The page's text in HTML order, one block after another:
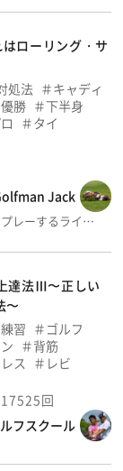
ローリング・サ
処法
キャディ
優勝
下半身
タイ
Jack
レーするライ…
達法Ⅲ〜正しい
〜
練習
ゴルフ
背筋
ス
レビ
回
フスクール